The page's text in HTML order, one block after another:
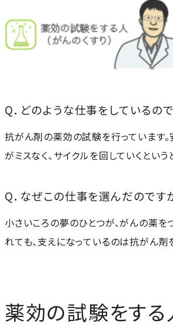
Q．どのような仕事をしているの
抗がん剤の薬効の試験を行っています
がミスなく、サイクルを回していくとい
Q．なぜこの仕事を選んだのです
小さいころの夢のひとつが、がんの薬を
れても、支えになっているのは抗がん剤
薬効の試験をする